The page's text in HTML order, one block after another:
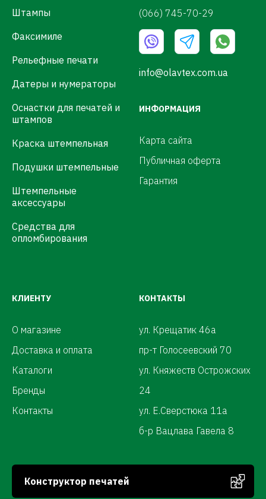
Штампы
Факсимиле
Рельефные печати
Датеры и нумераторы
Оснастки для печатей и
штампов
Краска штемпельная
Подушки штемпельные
Штемпельные
аксессуары
Средства для
опломбирования
(066) 745-70-29
info@olavtex.com.ua
ИНФОРМАЦИЯ
Карта сайта
Публичная оферта
Гарантия
КЛИЕНТУ
О магазине
Доставка и оплата
Каталоги
Бренды
Контакты
КОНТАКТЫ
ул. Крещатик 46а
пр-т Голосеевский 70
ул. Княжеств Острожских
24
ул. Е.Сверстюка 11а
б-р Вацлава Гавела 8
Конструктор печатей